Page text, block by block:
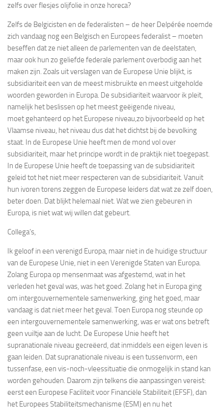
zelfs over flesjes olijfolie in onze horeca?
Zelfs de Belgicisten en de federalisten – de heer Delpérée noemde
zich vandaag nog een Belgisch en Europees federalist – moeten
beseffen dat ze niet alleen de parlementen van de deelstaten,
maar ook hun zo geliefde federale parlement overbodig aan het
maken zijn. Zoals uit verslagen van de Europese Unie blijkt, is
subsidiariteit een van de meest misbruikte en meest uitgeholde
woorden geworden in Europa. De subsidiariteit waarvoor ik pleit,
namelijk het beslissen op het meest geëigende niveau,
moet gehanteerd op het Europese niveau,zo bijvoorbeeld op het
Vlaamse niveau, het niveau dus dat het dichtst bij de bevolking
staat. In de Europese Unie heeft men de mond vol over
subsidiariteit, maar het principe wordt in de praktijk niet toegepast.
In de Europese Unie heeft de toepassing van de subsidiariteit
geleid tot het niet meer respecteren van de subsidiariteit. Vanuit
hun ivoren torens zeggen de Europese leiders dat wat ze zelf doen,
beter doen. Dat blijkt helemaal niet. Wat we zien gebeuren in
Europa, is niet wat wij willen dat gebeurt.
Collega’s,
Ik geloof in een verenigd Europa, maar niet in de huidige structuur
van de Europese Unie, niet in een Verenigde Staten van Europa.
Zolang Europa op mensenmaat was afgestemd, wat in het
verleden het geval was, was het goed. Zolang het in Europa ging
om intergouvernementele samenwerking, ging het goed, maar
vandaag is dat niet meer het geval. Toen Europa nog steunde op
een intergouvernementele samenwerking, was er wat ons betreft
geen vuiltje aan de lucht. De Europese Unie heeft het
supranationale niveau gecreëerd, dat inmiddels een eigen leven is
gaan leiden. Dat supranationale niveau is een tussenvorm, een
tussenfase, een vis-noch-vleessituatie die onmogelijk in stand kan
worden gehouden. Daarom zijn telkens die aanpassingen vereist:
eerst een Europese Faciliteit voor Financiële Stabiliteit (EFSF), dan
het Europees Stabiliteitsmechanisme (ESM) en nu het